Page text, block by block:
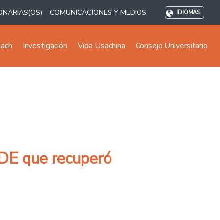
COMUNICACIONES Y MEDIOS IDIOMAS
Investigación Vida Usachina Consejo Universitario
que recuperó